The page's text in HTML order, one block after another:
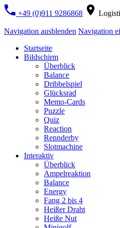
+49 (0)911 9286868
Navigation ausblenden Navigation
Startseite
Bildschirm
Überblick
Balance
Dribbelspiel
Glücksrad
Memo-Cards
Puzzle
Quiz
Reaction
Rennderby
Slotmachine
Interaktiv
Überblick
Ampelreaktion
Balance
Energy
Fang 2 bis 4
Heißer Draht
Heiße Nut